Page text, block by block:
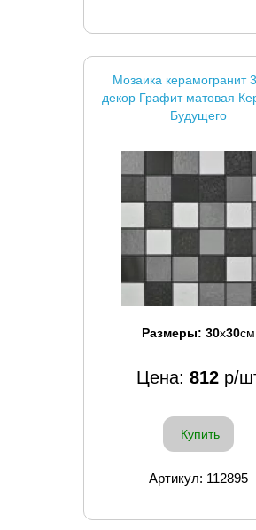
Мозаика керамогранит
декор Графит матовая
Будущего
Размеры: 30x30см
Цена: 812р/
Купить
Артикул: 112895